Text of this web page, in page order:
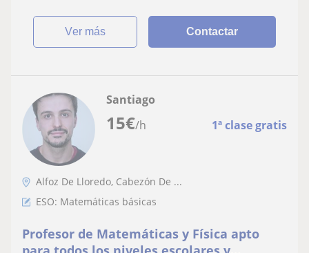
ver más Contactar
15€/h 1ª clase gratis
Santiago
Alfoz De Lloredo, Cabezón De ...
ESO: Matemáticas básicas
Profesor de Matemáticas y Física apto